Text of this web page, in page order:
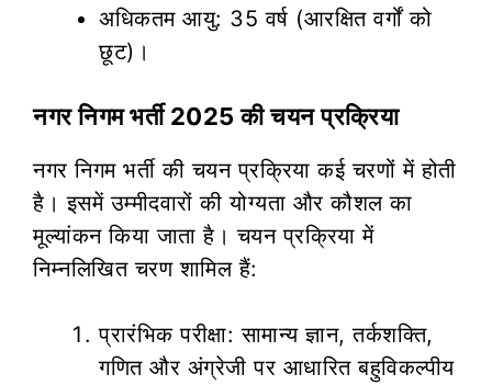
अधिकतम आयु: 35 वर्ष (आरक्षित वर्गों को
छूट)।
नगर निगम भर्ती 2025 की चयन प्रक्रिया
नगर निगम भर्ती की चयन प्रक्रिया कई चरणों में होती
है। इसमें उम्मीदवारों की योग्यता और कौशल का
मूल्यांकन किया जाता है। चयन प्रक्रिया में
निम्नलिखित चरण शामिल हैं:
प्रारंभिक परीक्षा: सामान्य ज्ञान, तर्कशक्ति,
गणित और अंग्रेजी पर आधारित बहुविकल्पीय